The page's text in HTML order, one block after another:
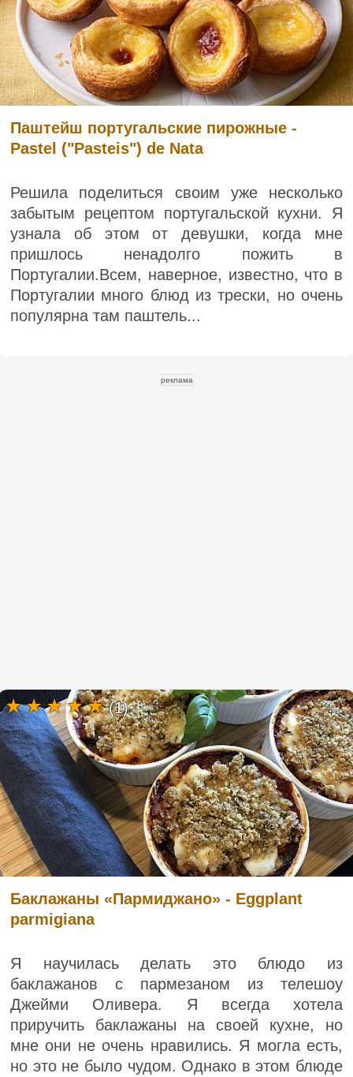
Паштейш португальские пирожные -
Pastel ("Pasteis") de Nata
Решила поделиться своим уже несколько
забытым рецептом португальской кухни. Я
узнала об этом от девушки, когда мне
пришлось ненадолго пожить в
Португалии.Всем, наверное, известно, что в
Португалии много блюд из трески, но очень
популярна там паштель...
реклама
Баклажаны «Пармиджано» - Eggplant
parmigiana
Я научилась делать это блюдо из
баклажанов с пармезаном из телешоу
Джейми Оливера. Я всегда хотела
приручить баклажаны на своей кухне, но
мне они не очень нравились. Я могла есть,
но это не было чудом. Однако в этом блюде
(1)